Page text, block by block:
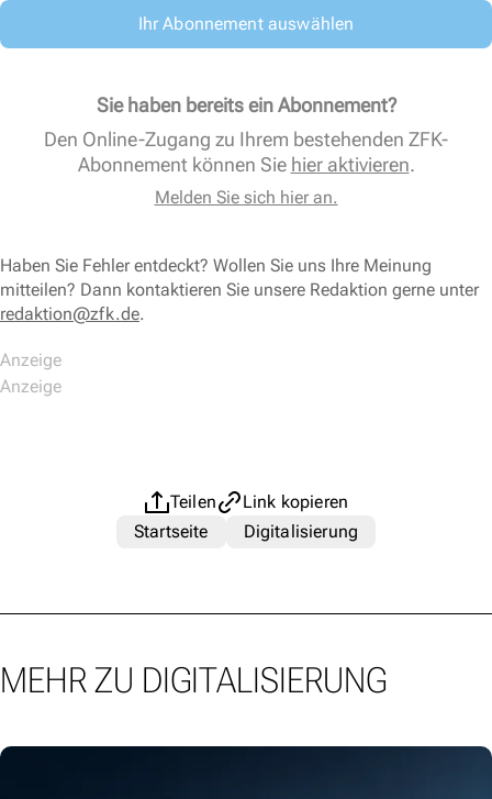
Ihr Abonnement auswählen
Sie haben bereits ein Abonnement?
Den Online-Zugang zu Ihrem bestehenden ZFK-
Abonnement können Sie hier aktivieren.
Melden Sie sich hier an.
Haben Sie Fehler entdeckt? Wollen Sie uns Ihre Meinung
mitteilen? Dann kontaktieren Sie unsere Redaktion gerne unter
redaktion@zfk.de.
Teilen
Link kopieren
Startseite
Digitalisierung
MEHR ZU DIGITALISIERUNG